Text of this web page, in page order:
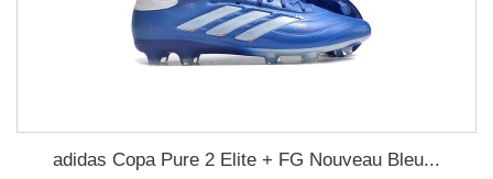
adidas Copa Pure 2 Elite + FG Nouveau Bleu...